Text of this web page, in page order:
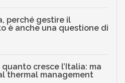
perché gestire il
è anche una questione di
cresce l’Italia: ma
thermal management